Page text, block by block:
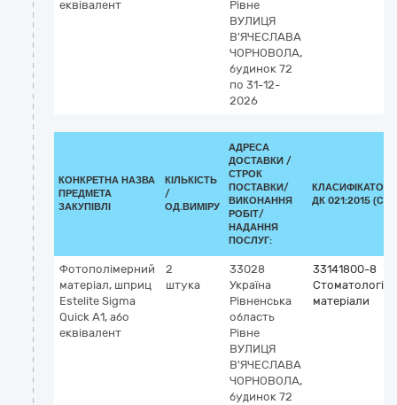
еквівалент
Рівне
ВУЛИЦЯ
В'ЯЧЕСЛАВА
ЧОРНОВОЛА,
будинок 72
по 31-12-
2026
КОНКРЕТНА НАЗВА
ПРЕДМЕТА
ЗАКУПІВЛІ
КІЛЬКІСТЬ
/
ОД.ВИМІРУ
АДРЕСА
ДОСТАВКИ /
СТРОК
ПОСТАВКИ/
ВИКОНАННЯ
РОБІТ/
НАДАННЯ
ПОСЛУГ:
КЛАСИФІКАТОР
ДК 021:2015
Фотополімерний
матеріал, шприц
Estelite Sigma
Quick А1, або
еквівалент
2
штука
33028
Україна
Рівненська
область
Рівне
ВУЛИЦЯ
В'ЯЧЕСЛАВА
ЧОРНОВОЛА,
будинок 72
33141800-8
матеріали